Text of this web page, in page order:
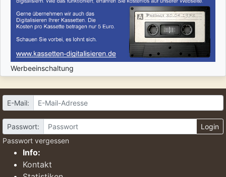
Werbeeinschaltung
E-Mail:
Passwort:
Login
Passwort vergessen
Info:
Kontakt